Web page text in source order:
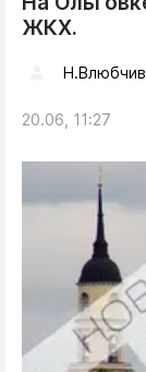
ЖКХ.
20.06, 11:27